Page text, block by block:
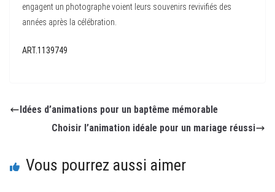
engagent un photographe voient leurs souvenirs revivifiés des
années après la célébration.
ART.1139749
Idées d’animations pour un baptême mémorable
Choisir l’animation idéale pour un mariage réussi
Vous pourrez aussi aimer